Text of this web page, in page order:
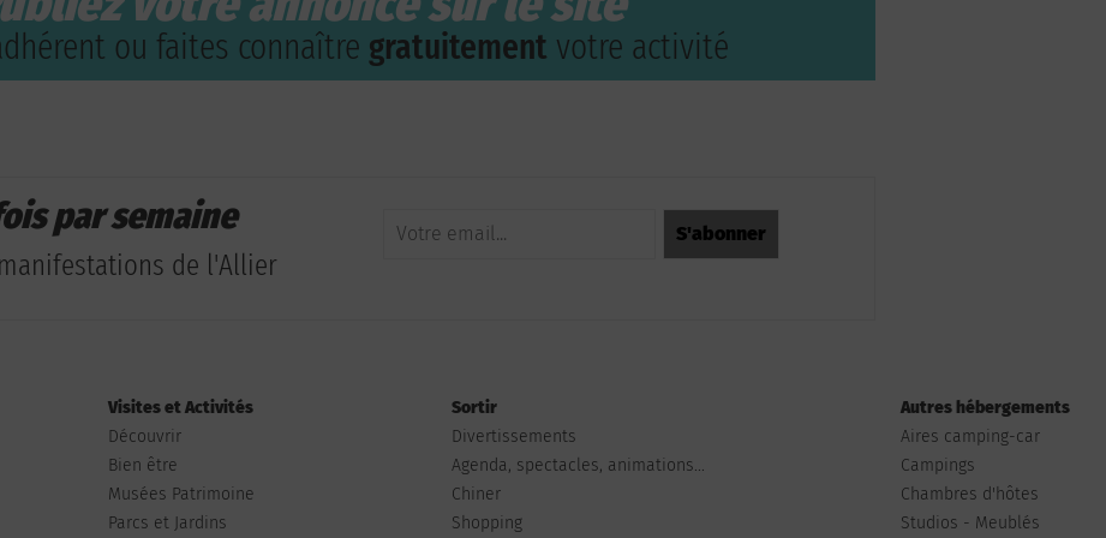
ou faites connaître gratuitement votre activité
par semaine
de l'Allier
Visites et Activités
Découvrir
Bien être
Musées Patrimoine
Parcs et Jardins
Sortir
Divertissements
Agenda, spectacles, animations...
Chiner
Shopping
Autres hébergements
Aires camping-car
Campings
Chambres d'hôtes
Studios - Meublés